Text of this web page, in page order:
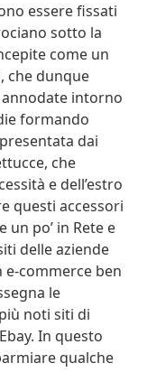
essere fissati
sotto la
come un
che dunque
intorno
formando
dai
che
e dell’estro
questi accessori
po’ in Rete e
delle aziende
commerce ben
le
noti siti di
In questo
qualche